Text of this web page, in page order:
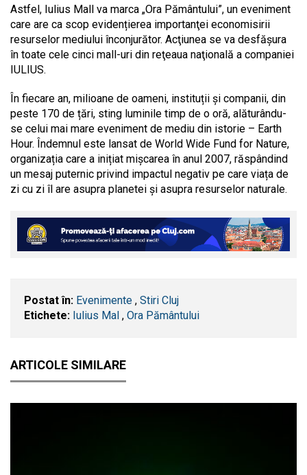
Astfel, Iulius Mall va marca „Ora Pământului”, un eveniment
care are ca scop evidențierea importanţei economisirii
resurselor mediului înconjurător. Acţiunea se va desfăşura
în toate cele cinci mall-uri din reţeaua naţională a companiei
IULIUS.
În fiecare an, milioane de oameni, instituții și companii, din
peste 170 de țări, sting luminile timp de o oră, alăturându-
se celui mai mare eveniment de mediu din istorie – Earth
Hour. Îndemnul este lansat de World Wide Fund for Nature,
organizația care a inițiat mișcarea în anul 2007, răspândind
un mesaj puternic privind impactul negativ pe care viața de
zi cu zi îl are asupra planetei și asupra resurselor naturale.
Postat în: Evenimente , Stiri Cluj
Etichete: Iulius Mal , Ora Pământului
ARTICOLE SIMILARE